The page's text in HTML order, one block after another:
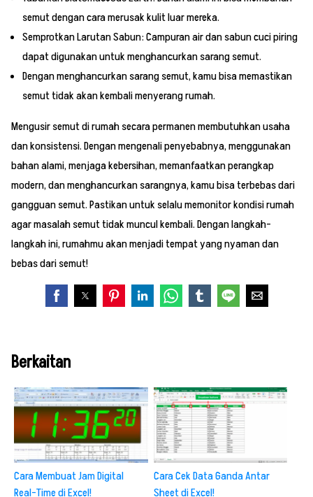
semut dengan cara merusak kulit luar mereka.
Semprotkan Larutan Sabun: Campuran air dan sabun cuci piring
dapat digunakan untuk menghancurkan sarang semut.
Dengan menghancurkan sarang semut, kamu bisa memastikan
semut tidak akan kembali menyerang rumah.
Mengusir semut di rumah secara permanen membutuhkan usaha
dan konsistensi. Dengan mengenali penyebabnya, menggunakan
bahan alami, menjaga kebersihan, memanfaatkan perangkap
modern, dan menghancurkan sarangnya, kamu bisa terbebas dari
gangguan semut. Pastikan untuk selalu memonitor kondisi rumah
agar masalah semut tidak muncul kembali. Dengan langkah-
langkah ini, rumahmu akan menjadi tempat yang nyaman dan
bebas dari semut!
Berkaitan
Cara Membuat Jam Digital
Real-Time di Excel!
Cara Cek Data Ganda Antar
Sheet di Excel!